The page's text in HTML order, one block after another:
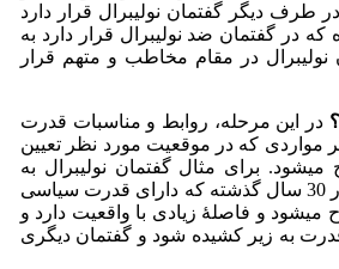
طرف دیگر گفتمان نولیبرال قرار دارد
که در گفتمان ضد نولیبرال قرار دارد به
نولیبرال در مقام مخاطب و متهم قرار
در این مرحله، روابط و مناسبات قدرت
مواردی که در موقعیت مورد نظر تعیین
برای مثال گفتمان نولیبرال به
عنوان پارادایم مسلط در 30 سال گذشته که دارای قدرت سیاسی
و فاصلۀ زیادی با واقعیت دارد و
قدرت به زیر کشیده شود و گفتمان دیگری